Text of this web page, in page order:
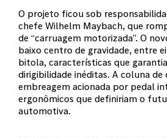
O projeto ficou sob
chefe Wilhelm Maybach, que
de “carruagem motorizada”. O
baixo centro de gravidade, entre
bitola, características que
dirigibilidade inéditas. A coluna de
embreagem acionada por pedal
ergonômicos que definiriam o
automotiva.